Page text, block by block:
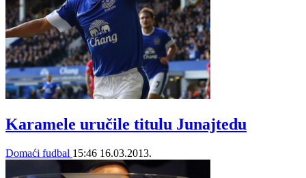
Karamele uručile titulu Junajtedu
Domaći fudbal 15:46 16.03.2013.